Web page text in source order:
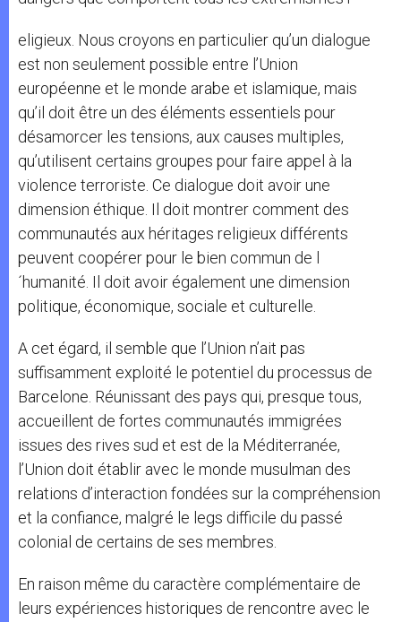
eligieux. Nous croyons en particulier qu’un dialogue
est non seulement possible entre l’Union
européenne et le monde arabe et islamique, mais
qu’il doit être un des éléments essentiels pour
désamorcer les tensions, aux causes multiples,
qu’utilisent certains groupes pour faire appel à la
violence terroriste. Ce dialogue doit avoir une
dimension éthique. Il doit montrer comment des
communautés aux héritages religieux différents
peuvent coopérer pour le bien commun de l
´humanité. Il doit avoir également une dimension
politique, économique, sociale et culturelle.
A cet égard, il semble que l’Union n’ait pas
suffisamment exploité le potentiel du processus de
Barcelone. Réunissant des pays qui, presque tous,
accueillent de fortes communautés immigrées
issues des rives sud et est de la Méditerranée,
l’Union doit établir avec le monde musulman des
relations d’interaction fondées sur la compréhension
et la confiance, malgré le legs difficile du passé
colonial de certains de ses membres.
En raison même du caractère complémentaire de
leurs expériences historiques de rencontre avec le